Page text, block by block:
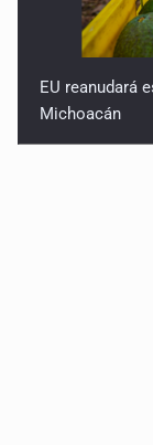
EU reanudará
Michoacán